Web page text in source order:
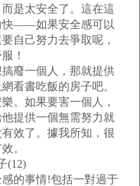
是太安全了。這在這
快——如果安全感可以
自己努力去爭取呢，
！
廢一個人，那就提供
看書吃飯的房子吧。
如果要害一個人，
提供一個無需努力就
效了。據我所知，很
。
的事情!包括一對過于